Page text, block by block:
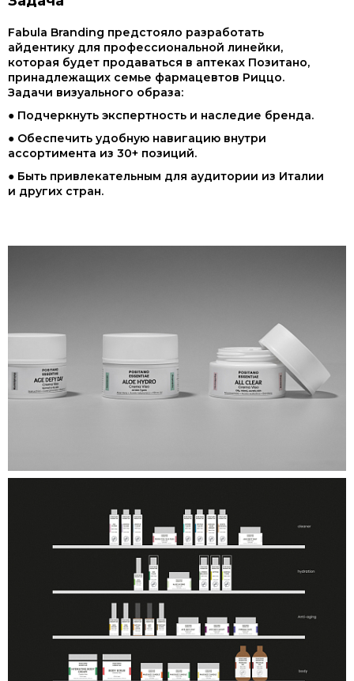
Fabula Branding предстояло разработать
айдентику для профессиональной линейки,
которая будет продаваться в аптеках Позитано,
принадлежащих семье фармацевтов Риццо.
Задачи визуального образа:
● Подчеркнуть экспертность и наследие бренда.
● Обеспечить удобную навигацию внутри
ассортимента из 30+ позиций.
● Быть привлекательным для аудитории из Италии
и других стран.